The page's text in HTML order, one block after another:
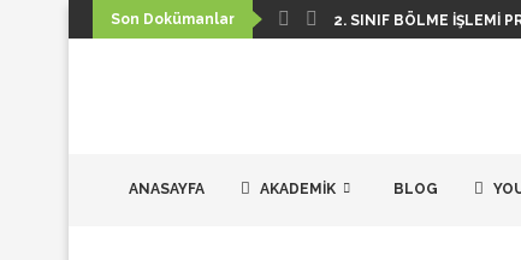
Son Dokümanlar 2. SINIF BÖLME İŞLEMI
ANASAYFA AKADEMIK BLOG